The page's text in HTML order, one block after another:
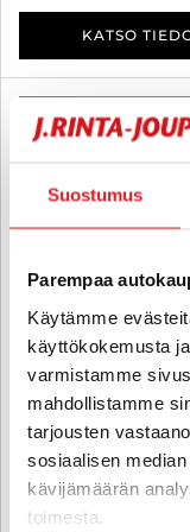
Suostumus
Parempaa
Käytämme
käyttökokemusta
varmistamme
mahdollistamme
tarjousten
sosiaalisen
kävijämäärän
toimesta.
KATSO
3 kk
Yamaha YZF-R1